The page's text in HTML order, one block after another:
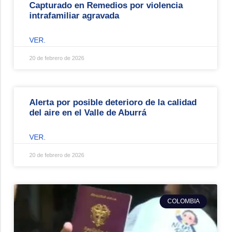
Capturado en Remedios por violencia
intrafamiliar agravada
VER.
20 de febrero de 2026
Alerta por posible deterioro de la calidad
del aire en el Valle de Aburrá
VER.
20 de febrero de 2026
COLOMBIA